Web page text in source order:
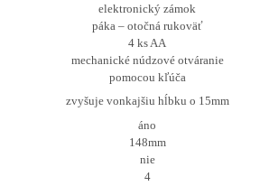
elektronický zámok
páka – otočná rukoväť
4 ks AA
mechanické núdzové otváranie
pomocou kľúča
zvyšuje vonkajšiu hĺbku o 15mm
áno
148mm
nie
4